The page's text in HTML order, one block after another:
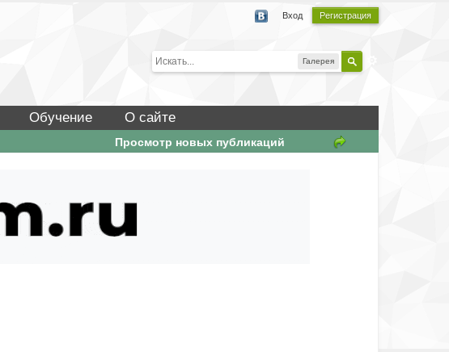
Вход Регистрация
Галерея
Обучение О сайте
Просмотр новых публикаций